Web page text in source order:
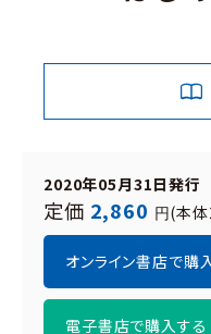
2020年05月31日発行
定価 2,860 円(本
オンライン書店で購
電子書店で購入する